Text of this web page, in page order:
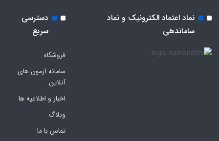
نماد اعتماد الکترونیک و نماد
ساماندهی
دسترسی
سریع
فروشگاه
سامانه آزمون های
آنلاین
اخبار و اطلاعیه ها
وبلاگ
تماس با ما